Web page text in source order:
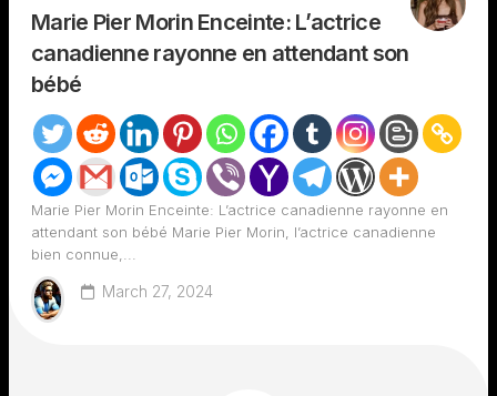
Marie Pier Morin Enceinte: L’actrice
canadienne rayonne en attendant son
bébé
Marie Pier Morin Enceinte: L’actrice canadienne rayonne en
attendant son bébé Marie Pier Morin, l’actrice canadienne
bien connue,...
March 27, 2024